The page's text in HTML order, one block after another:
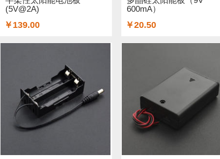
其他传感器 (9) RFID (4) LCD (4)
直流电机 (58) 运动传感器 (1)
其他电子器件 (3) 其他线材 (25) e-Health传感器 (2)
GSM/GPRS/GPS (3) 开关和按钮 (12)
适配器和连接器 (26) 传感器 (6) 喇叭 (1) 光线&图
(5V@2A)
￥139.00
600mA）
￥20.50